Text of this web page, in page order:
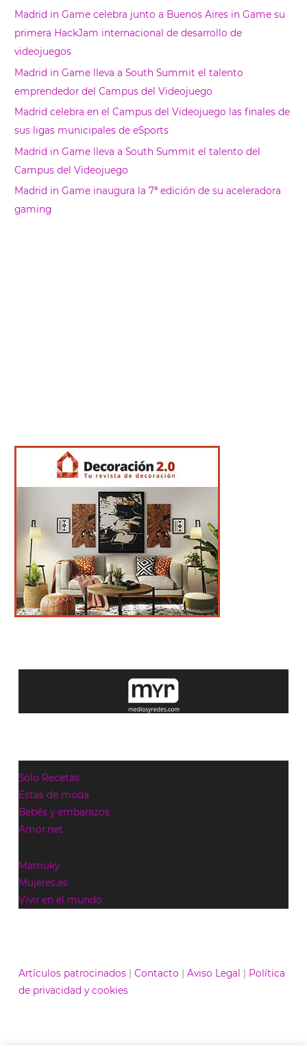
s
Madrid in Game celebra junto a Buenos Aires in Game su
primera HackJam internacional de desarrollo de
videojuegos
Madrid in Game lleva a South Summit el talento
emprendedor del Campus del Videojuego
Madrid celebra en el Campus del Videojuego las finales de
sus ligas municipales de eSports
Madrid in Game lleva a South Summit el talento del
Campus del Videojuego
Madrid in Game inaugura la 7ª edición de su aceleradora
gaming
Solo Recetas
Estas de moda
Bebés y embarazos
Amor.net
Mamuky
Mujeres.es
Vivir en el mundo
Artículos patrocinados |Contacto |Aviso Legal
Política
de privacidad y cookies